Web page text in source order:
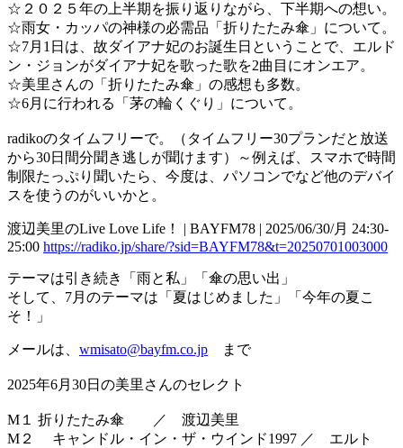
☆２０２５年の上半期を振り返りながら、下半期への想い。
☆雨女・カッパの神様の必需品「折りたたみ傘」について。
☆7月1日は、故ダイアナ妃のお誕生日ということで、エルド
ン・ジョンがダイアナ妃を歌った歌を2曲目にオンエア。
☆美里さんの「折りたたみ傘」の感想も多数。
☆6月に行われる「茅の輪くぐり」について。
radikoのタイムフリーで。（タイムフリー30プランだと放送
から30日間分聞き逃しが聞けます）～例えば、スマホで時間
制限たっぷり聞いたら、今度は、パソコンでなど他のデバイ
スを使うのがいいかと。
渡辺美里のLive Love Life！ | BAYFM78 | 2025/06/30/月 24:30-
25:00 https://radiko.jp/share/?sid=BAYFM78&t=20250701003000
テーマは引き続き「雨と私」「傘の思い出」
そして、7月のテーマは「夏はじめました」「今年の夏こ
そ！」
メールは、 wmisato@bayfm.co.jp まで
2025年6月30日の美里さんのセレクト
M１ 折りたたみ傘 ／ 渡辺美里
M２ キャンドル・イン・ザ・ウインド1997 ／ エルト